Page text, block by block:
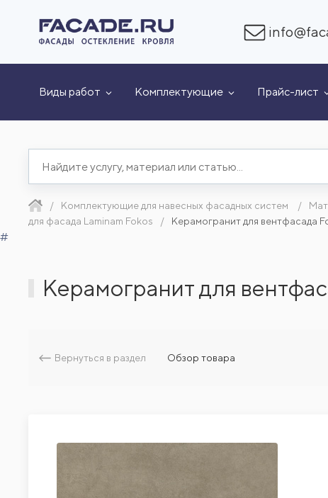
Виды работ Комплектующие Прайс-лист
Комплектующие для навесных фасадных систем
для фасада Laminam Fokos
Керамогранит для вентфасада
#
Керамогранит для
Вернуться в раздел Обзор товара